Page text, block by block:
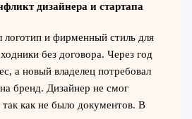
дизайнера и стартапа
логотип и фирменный стиль для
без договора. Через год
а новый владелец потребовал
бренд. Дизайнер не смог
так как не было документов. В